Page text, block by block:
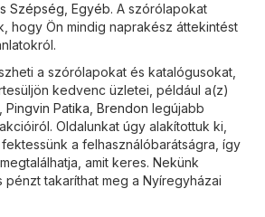
Szépség Egyéb. A szórólapokat
hogy Ön mindig naprakész áttekintést
a szórólapokat és katalógusokat,
kedvenc üzletei, például a(z)
Pingvin Patika Brendon legújabb
Oldalunkat úgy alakítottuk ki,
a felhasználóbarátságra, így
amit keres. Nekünk
takaríthat meg a Nyíregyházai